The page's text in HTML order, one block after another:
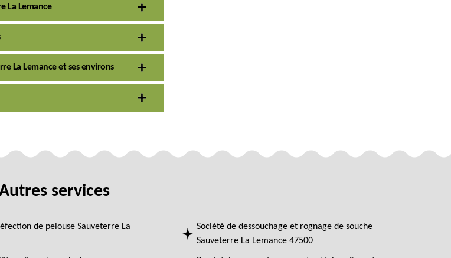
La Lemance
La Lemance et ses environs
services
de pelouse Sauveterre La
Société de dessouchage et rognage de souche
Sauveterre La Lemance 47500